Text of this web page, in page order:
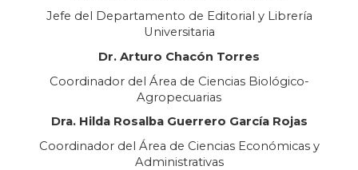
Jefe del Departamento de Editorial y Librería
Universitaria
Dr. Arturo Chacón Torres
Coordinador del Área de Ciencias Biológico-
Agropecuarias
Dra. Hilda Rosalba Guerrero García Rojas
Coordinador del Área de Ciencias Económicas y
Administrativas